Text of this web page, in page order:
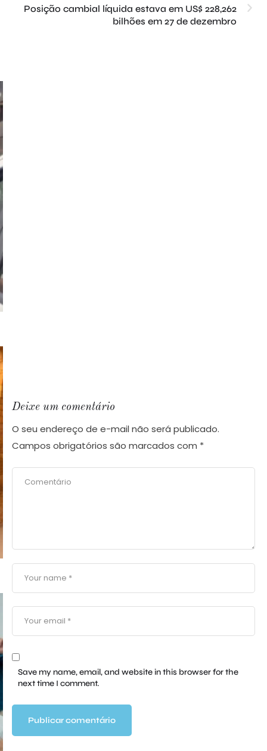
Posição cambial líquida estava em US$ 228,262
bilhões em 27 de dezembro
Deixe um comentário
O seu endereço de e-mail não será publicado.
Campos obrigatórios são marcados com *
Save my name, email, and website in this browser for the
next time I comment.